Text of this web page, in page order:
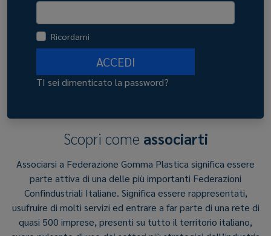
Ricordami
ACCEDI
TI sei dimenticato la password?
Scopri come associarti
Associarsi a Federazione Gomma Plastica significa essere
parte attiva di una delle più importanti Federazioni
Confindustriali Italiane. Significa essere rappresentati,
usufruire di molti servizi ed entrare a far parte di una rete di
quasi 500 imprese, presenti su tutto il territorio italiano,